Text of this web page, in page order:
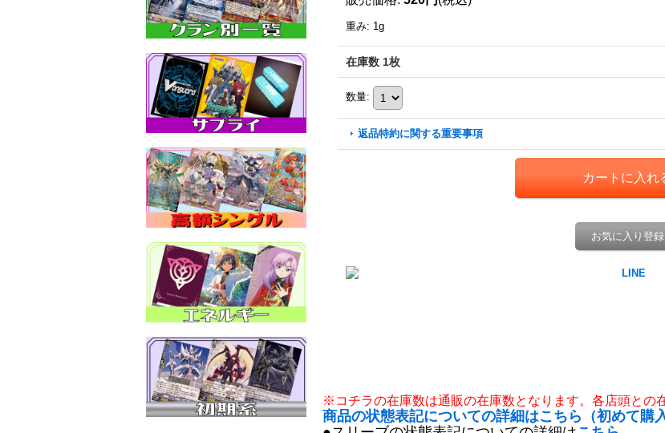
重み: 1g
在庫数 1枚
数量:
返品特約に関する重要事項
お気に入り登録
※コチラの在庫数は通販の在庫数となります。各店頭との
商品の状態表記についての詳細はこちら（初めて購